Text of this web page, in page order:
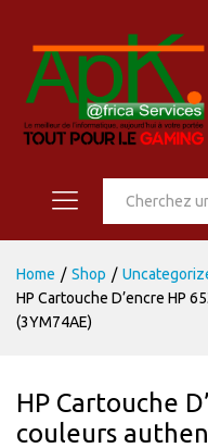
Home / Shop /
HP Cartouche D’encre HP
(3YM74AE)
HP Cartouche
couleurs